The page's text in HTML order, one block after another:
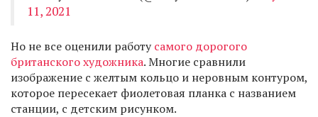
11, 2021
Но не все оценили работусамого дорогого
британского художника. Многие сравнили
изображение с желтым кольцо и неровным контуром,
которое пересекает фиолетовая планка с названием
станции, с детским рисунком.